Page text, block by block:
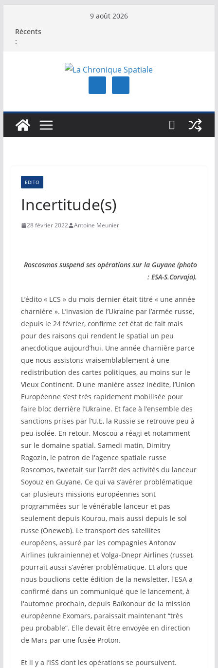
contenu
9 août 2026
Récents
:
EDITO
Incertitude(s)
28 février 2022 Antoine Meunier
Roscosmos suspend ses opérations sur la Guyane (photo
: ESA-S.Corvaja).
L’édito « LCS » du mois dernier était titré « une année
charnière ». L’invasion de l’Ukraine par l’armée russe,
depuis le 24 février, confirme cet état de fait mais
pour des raisons qui rendent le spatial un peu
anecdotique aujourd’hui. Une année charnière parce
que nous assistons vraisemblablement à une
redistribution des cartes politiques, au moins sur le
Vieux Continent. D'une manière assez inédite, l’Union
Européenne s’est très rapidement mobilisée pour
faire bloc derrière l’Ukraine. Et face à l’ensemble des
sanctions prises par l’U.E, la Russie se retrouve peu à
peu isolée. En retour, Moscou a réagi et notamment
sur le domaine spatial. Samedi matin, Dimitry
Rogozin, le patron de l'agence spatiale russe
Roscomos, tweetait sur l’arrêt des activités du lanceur
Soyouz en Guyane. Ce qui va s’avérer problématique
car plusieurs missions européennes sont
programmées sur le vénérable lanceur et pas
seulement depuis Kourou, mais aussi depuis le sol
russe (Oneweb). Le transport des satellites
européens, assuré par les compagnies Antonov
Airlines (ukrainienne) et Volga-Dnepr Airlines (russe),
pourrait aussi s’avérer problématique. Et alors que
nous bouclions cette édition de la newsletter, l'ESA a
confirmé dans un communiqué que le lancement, à
l'automne prochain, depuis Baïkonour de la mission
européenne Exomars, paraissait maintenant “très
peu probable”. Elle devait être envoyée en direction
de Mars par une fusée Proton.
Et il y a l’ISS dont les opérations se poursuivent.